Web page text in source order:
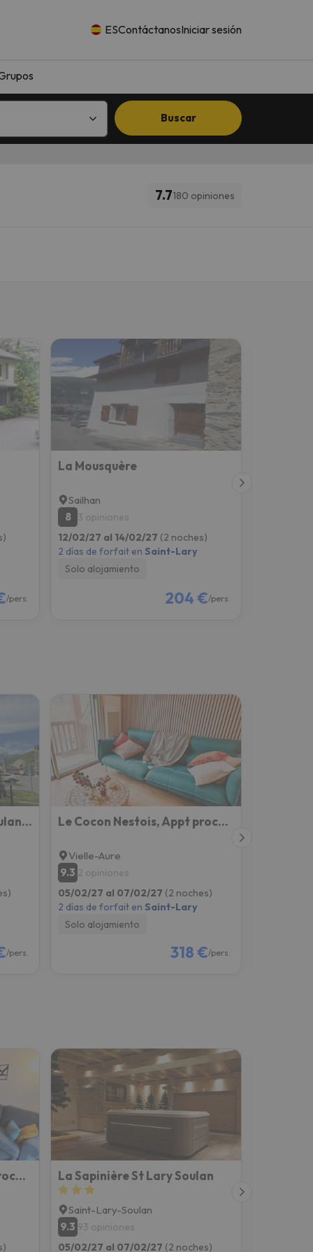
ESContáctanosIniciar sesión
Buscar
7.7180 opiniones
/pers.
La Mousquère
Sailhan
8
3 opiniones
12/02/27 al 14/02/27 (2 noches)
2 días de forfait enSaint-Lary
Solo alojamiento
204 €/pers.
Appt T2 à Saint-Lary-Soulan à 100m du centre
/pers.
Le Cocon Nestois, Appt proche Saint-Lary- vue montagne
Vielle-Aure
9.3 2 opiniones
05/02/27 al 07/02/27 (2 noches)
2 días de forfait enSaint-Lary
Solo alojamiento
318 €/pers.
Appartement 4-6 Pers Proche Centre Village La Sapinière St Lary Soulan
Saint-Lary-Soulan
9.3 93 opiniones
05/02/27 al 07/02/27 (2 noches)